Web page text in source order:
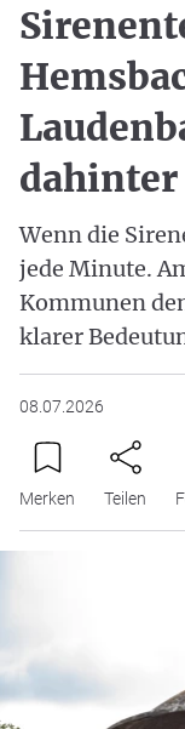
dahinter
Wenn die
jede Minute.
Kommunen
klarer
08.07.2026
Merken Teilen